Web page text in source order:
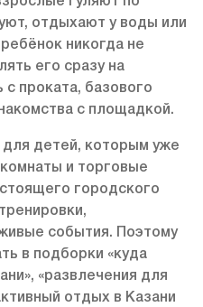
отдыхают у воды или
никогда не
его сразу на
проката, базового
с площадкой.
детей, которым уже
и торговые
городского
события. Поэтому
в подборки «куда
«развлечения для
отдых в Казани